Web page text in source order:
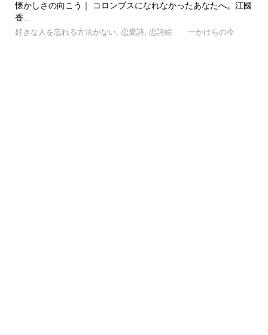
懐かしさの向こう｜ コロンブスになれなかったあなたへ。江國
香...
好きな人を忘れる方法がない 恋愛詩, 恋詩絵 一かけらの今